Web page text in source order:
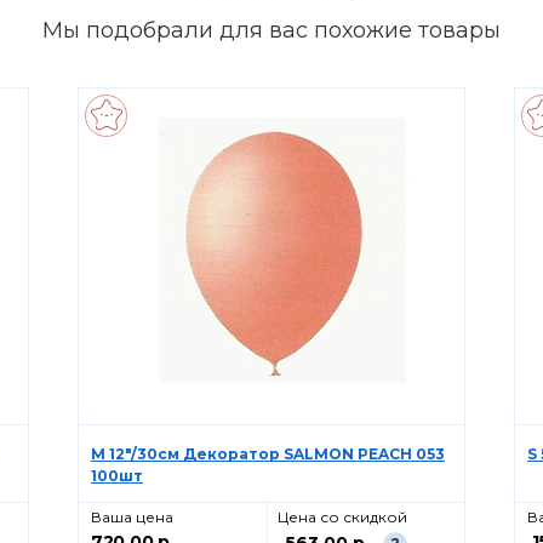
Мы подобрали для вас похожие товары
M 12"/30см Декоратор SALMON PEACH 053
100шт
Ваша цена Цена со скидкой